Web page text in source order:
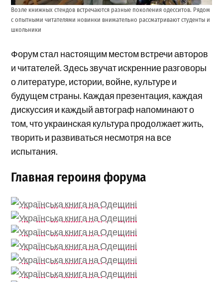
Возле книжных стендов встречаются разные поколения одесситов. Рядом
с опытными читателями новинки внимательно рассматривают студенты и
школьники
Форум стал настоящим местом встречи авторов
и читателей. Здесь звучат искренние разговоры
о литературе, истории, войне, культуре и
будущем страны. Каждая презентация, каждая
дискуссия и каждый автограф напоминают о
том, что украинская культура продолжает жить,
творить и развиваться несмотря на все
испытания.
Главная героиня форума